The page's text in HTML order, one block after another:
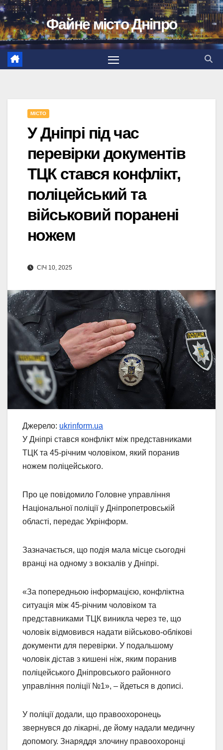
Перейти
до
вмісту
Файне місто Дніпро
МІСТО
У Дніпрі під час
перевірки документів
ТЦК стався конфлікт,
поліцейський та
військовий поранені
ножем
СІЧ 10, 2025
Джерело: ukrinform.ua
У Дніпрі стався конфлікт між представниками
ТЦК та 45-річним чоловіком, який поранив
ножем поліцейського.
Про це повідомило Головне управління
Національної поліції у Дніпропетровській
області, передає Укрінформ.
Зазначається, що подія мала місце сьогодні
вранці на одному з вокзалів у Дніпрі.
«За попередньою інформацією, конфліктна
ситуація між 45-річним чоловіком та
представниками ТЦК виникла через те, що
чоловік відмовився надати військово-облікові
документи для перевірки. У подальшому
чоловік дістав з кишені ніж, яким поранив
поліцейського Дніпровського районного
управління поліції №1», – йдеться в дописі.
У поліції додали, що правоохоронець
звернувся до лікарні, де йому надали медичну
допомогу. Знаряддя злочину правоохоронці